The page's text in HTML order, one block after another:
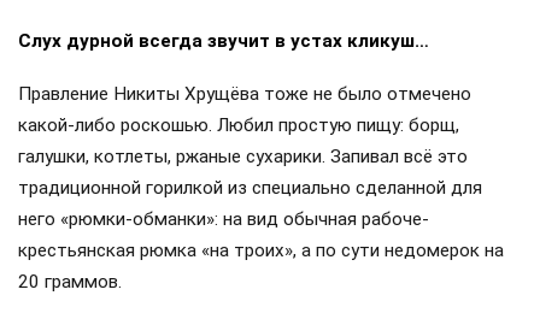
Слух дурной всегда звучит в устах кликуш…
Правление Никиты Хрущёва тоже не было отмечено
какой-либо роскошью. Любил простую пищу: борщ,
галушки, котлеты, ржаные сухарики. Запивал всё это
традиционной горилкой из специально сделанной для
него «рюмки-обманки»: на вид обычная рабоче-
крестьянская рюмка «на троих», а по сути недомерок на
20 граммов.